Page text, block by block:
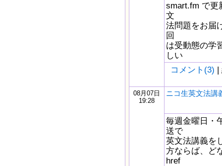
smart.fm で更
文
法問題をお届
回
は受動態の学
しい
コメント(3) |
08月07日
19:28
ニコ生英文法講
毎週金曜日・
送で
英文法講義を
方ならば、ど
href